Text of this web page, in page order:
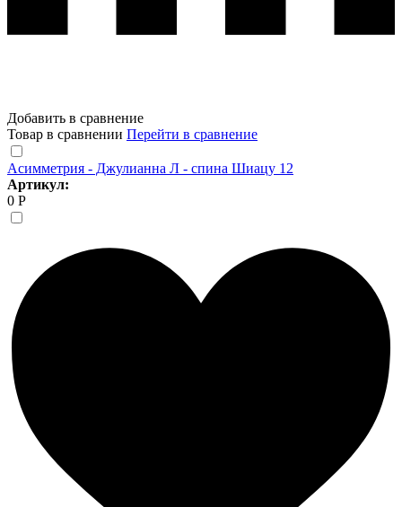
Добавить в сравнение
Товар в сравнении Перейти в сравнение
Асимметрия - Джулианна Л - спина Шиацу 12
Артикул:
0 Р